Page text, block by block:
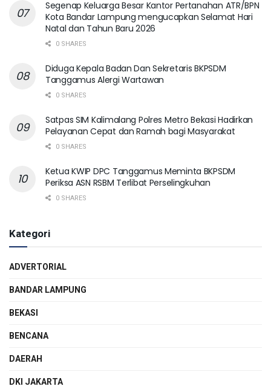
Segenap Keluarga Besar Kantor Pertanahan ATR/BPN
Kota Bandar Lampung mengucapkan Selamat Hari
Natal dan Tahun Baru 2026
0 SHARES
Diduga Kepala Badan Dan Sekretaris BKPSDM
Tanggamus Alergi Wartawan
0 SHARES
Satpas SIM Kalimalang Polres Metro Bekasi Hadirkan
Pelayanan Cepat dan Ramah bagi Masyarakat
0 SHARES
Ketua KWIP DPC Tanggamus Meminta BKPSDM
Periksa ASN RSBM Terlibat Perselingkuhan
0 SHARES
Kategori
ADVERTORIAL
BANDAR LAMPUNG
BEKASI
BENCANA
DAERAH
DKI JAKARTA